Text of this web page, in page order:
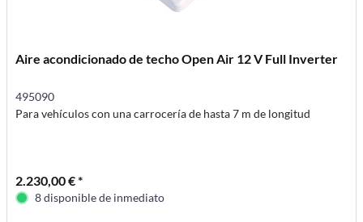
Aire acondicionado de techo Open Air 12 V Full Inverter
495090
Para vehículos con una carrocería de hasta 7 m de longitud
2.230,00 € *
8 disponible de inmediato